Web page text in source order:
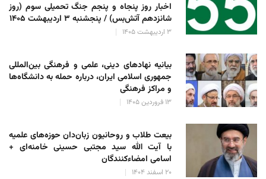
اخبار روز پنجاه و پنجم جنگ تحمیلی سوم (روز
شانزدهم آتش‌بس) / پنجشنبه ۳ اردیبهشت ۱۴۰۵
۳ اردیبهشت ۱۴۰۵
بیانیه نهادهای دینی، علمی و فرهنگی بین‌المللی
جمهوری اسلامی ایران، درباره حمله به دانشگاه‌ها
و مراکز فرهنگی
۱۳ فروردین ۱۴۰۵
بیعت طلاب و روحانیون زبان‌دان حوزه‌های علمیه
با آیت الله سید مجتبی حسینی خامنه‌ای +
اسامی امضاءکنندگان
۲۰ اسفند ۱۴۰۴